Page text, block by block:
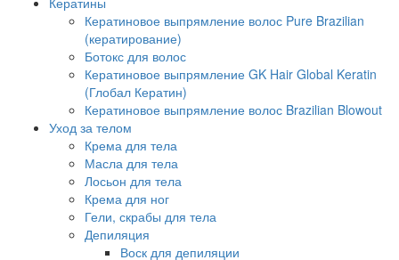
Кератиновое выпрямление волос Pure Brazilian
(кератирование)
Ботокс для волос
Кератиновое выпрямление GK Hair Global Keratin
(Глобал Кератин)
Кератиновое выпрямление волос Brazilian Blowout
Уход за телом
Крема для тела
Масла для тела
Лосьон для тела
Крема для ног
Гели, скрабы для тела
Депиляция
Воск для депиляции